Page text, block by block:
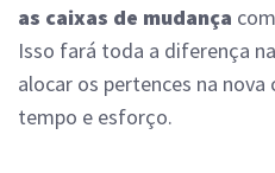
as caixas de mudança
Isso fará toda a diferença
alocar os pertences na nova
tempo e esforço.